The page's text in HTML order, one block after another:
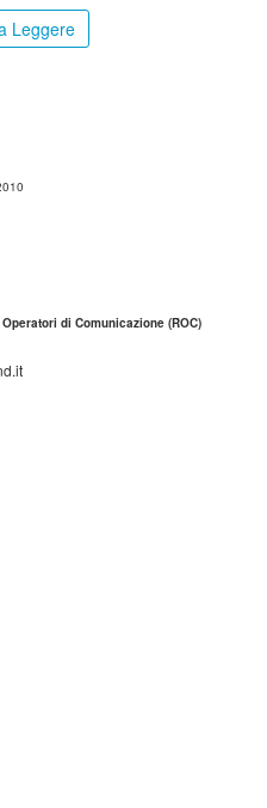
Leggere
di Comunicazione (ROC)